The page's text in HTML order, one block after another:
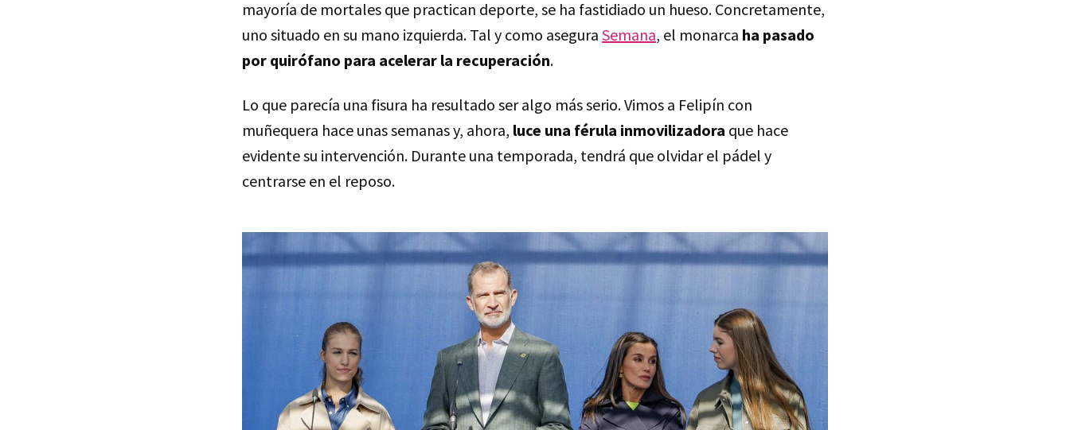
mayoría de mortales que practican deporte, se ha fastidiado un hueso. Concretamente,
uno situado en su mano izquierda. Tal y como asegura Semana, el monarca ha pasado
por quirófano para acelerar la recuperación.
Lo que parecía una fisura ha resultado ser algo más serio. Vimos a Felipín con
muñequera hace unas semanas y, ahora, luce una férula inmovilizadora que hace
evidente su intervención. Durante una temporada, tendrá que olvidar el pádel y
centrarse en el reposo.